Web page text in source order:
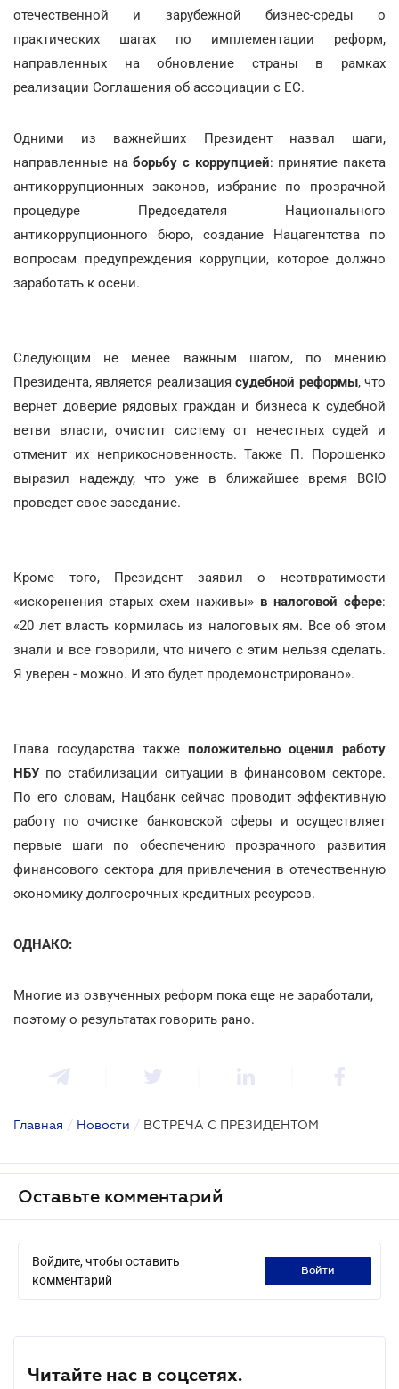
отечественной и зарубежной бизнес-среды о
практических шагах по имплементации реформ,
направленных на обновление страны в рамках
реализации Соглашения об ассоциации с ЕС.
Одними из важнейших Президент назвал шаги,
направленные наборьбу с коррупцией: принятие пакета
антикоррупционных законов, избрание по прозрачной
процедуре Председателя Национального
антикоррупционного бюро, создание Нацагентства по
вопросам предупреждения коррупции, которое должно
заработать к осени.
Следующим не менее важным шагом, по мнению
Президента, является реализациясудебной реформы, что
вернет доверие рядовых граждан и бизнеса к судебной
ветви власти, очистит систему от нечестных судей и
отменит их неприкосновенность. Также П. Порошенко
выразил надежду, что уже в ближайшее время ВСЮ
проведет свое заседание.
Кроме того, Президент заявил о неотвратимости
«искоренения старых схем наживы» в налоговой сфере:
«20 лет власть кормилась из налоговых ям. Все об этом
знали и все говорили, что ничего с этим нельзя сделать.
Я уверен - можно. И это будет продемонстрировано».
Глава государства также положительно оценил работу
НБУ по стабилизации ситуации в финансовом секторе.
По его словам, Нацбанк сейчас проводит эффективную
работу по очистке банковской сферы и осуществляет
первые шаги по обеспечению прозрачного развития
финансового сектора для привлечения в отечественную
экономику долгосрочных кредитных ресурсов.
ОДНАКО:
Многие из озвученных реформ пока еще не заработали,
поэтому о результатах говорить рано.
Главная / Новости / ВСТРЕЧА С ПРЕЗИДЕНТОМ
Оставьте комментарий
Войдите, чтобы оставить
комментарий
войти
Читайте нас в соцсетях.